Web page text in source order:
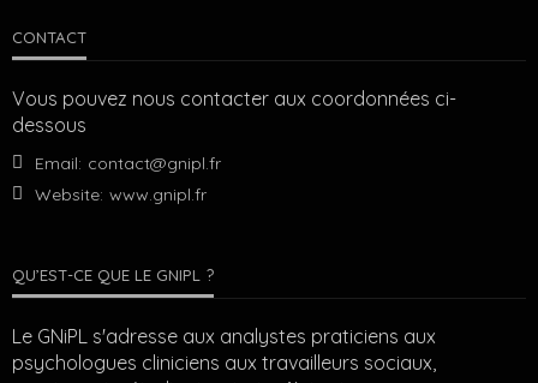
CONTACT
Vous pouvez nous contacter aux coordonnées ci-
dessous
Email: contact@gnipl.fr
Website: www.gnipl.fr
QU’EST-CE QUE LE GNIPL ?
Le GNiPL s'adresse aux analystes praticiens aux
psychologues cliniciens aux travailleurs sociaux,